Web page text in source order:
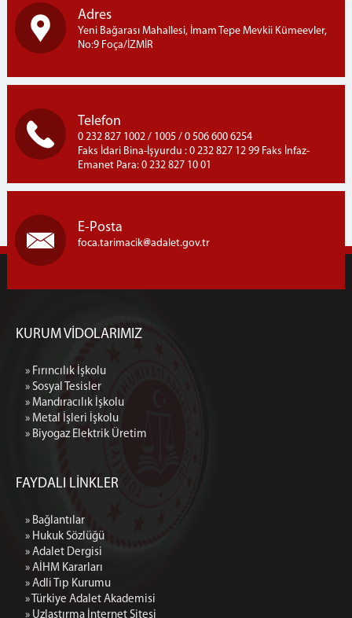
Adres
Yeni Bağarası Mahallesi, İmam Tepe Mevkii Kümeevler,
No:9 Foça/İZMİR
Telefon
0 232 827 1002 / 1005 / 0 506 600 6254
Faks İdari Bina-İşyurdu : 0 232 827 12 99 Faks İnfaz-
Emanet Para: 0 232 827 10 01
E-Posta
foca.tarimacik adalet.gov.tr
KURUM VİDOLARIMIZ
» Fırıncılık İşkolu
» Sosyal Tesisler
» Mandıracılık İşkolu
» Metal İşleri İşkolu
» Biyogaz Elektrik Üretim
FAYDALI LİNKLER
» Bağlantılar
» Hukuk Sözlüğü
» Adalet Dergisi
» AİHM Kararları
» Adli Tıp Kurumu
» Türkiye Adalet Akademisi
» Uzlaştırma İnternet Sitesi